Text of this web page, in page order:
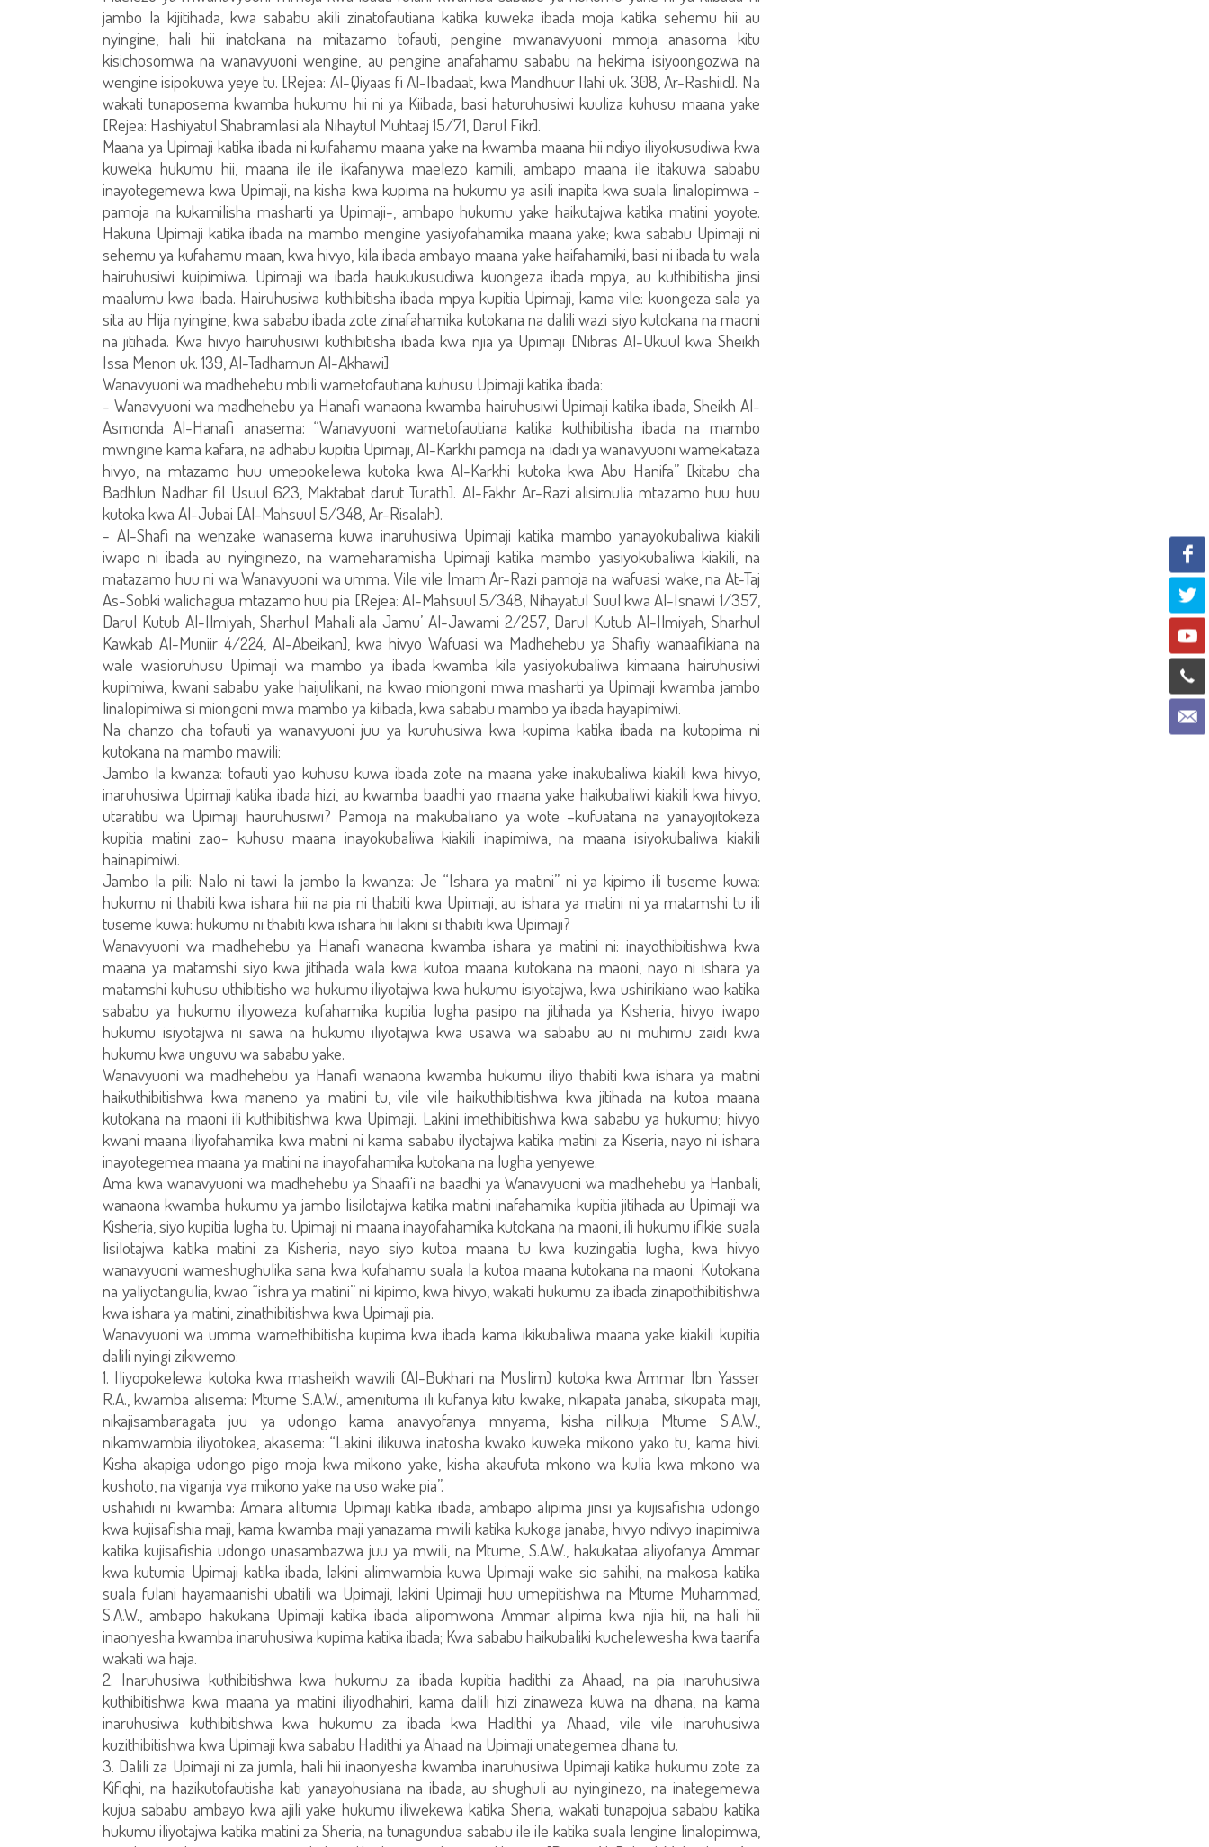
jambo la kijitihada, kwa sababu akili zinatofautiana katika kuweka ibada moja katika sehemu hii au
nyingine, hali hii inatokana na mitazamo tofauti, pengine mwanavyuoni mmoja anasoma kitu
kisichosomwa na wanavyuoni wengine, au pengine anafahamu sababu na hekima isiyoongozwa na
wengine isipokuwa yeye tu. [Rejea: Al-Qiyaas fi Al-Ibadaat, kwa Mandhuur Ilahi uk. 308, Ar-Rashiid]. Na
wakati tunaposema kwamba hukumu hii ni ya Kiibada, basi haturuhusiwi kuuliza kuhusu maana yake
[Rejea: Hashiyatul Shabramlasi ala Nihaytul Muhtaaj 15/71, Darul Fikr].
Maana ya Upimaji katika ibada ni kuifahamu maana yake na kwamba maana hii ndiyo iliyokusudiwa kwa
kuweka hukumu hii, maana ile ile ikafanywa maelezo kamili, ambapo maana ile itakuwa sababu
inayotegemewa kwa Upimaji, na kisha kwa kupima na hukumu ya asili inapita kwa suala linalopimwa -
pamoja na kukamilisha masharti ya Upimaji-, ambapo hukumu yake haikutajwa katika matini yoyote.
Hakuna Upimaji katika ibada na mambo mengine yasiyofahamika maana yake; kwa sababu Upimaji ni
sehemu ya kufahamu maan, kwa hivyo, kila ibada ambayo maana yake haifahamiki, basi ni ibada tu wala
hairuhusiwi kuipimiwa. Upimaji wa ibada haukukusudiwa kuongeza ibada mpya, au kuthibitisha jinsi
maalumu kwa ibada. Hairuhusiwa kuthibitisha ibada mpya kupitia Upimaji, kama vile: kuongeza sala ya
sita au Hija nyingine, kwa sababu ibada zote zinafahamika kutokana na dalili wazi siyo kutokana na maoni
na jitihada. Kwa hivyo hairuhusiwi kuthibitisha ibada kwa njia ya Upimaji [Nibras Al-Ukuul kwa Sheikh
Issa Menon uk. 139, Al-Tadhamun Al-Akhawi].
Wanavyuoni wa madhehebu mbili wametofautiana kuhusu Upimaji katika ibada:
- Wanavyuoni wa madhehebu ya Hanafi wanaona kwamba hairuhusiwi Upimaji katika ibada, Sheikh Al-
Asmonda Al-Hanafi anasema: “Wanavyuoni wametofautiana katika kuthibitisha ibada na mambo
mwngine kama kafara, na adhabu kupitia Upimaji, Al-Karkhi pamoja na idadi ya wanavyuoni wamekataza
hivyo, na mtazamo huu umepokelewa kutoka kwa Al-Karkhi kutoka kwa Abu Hanifa” [kitabu cha
Badhlun Nadhar fil Usuul 623, Maktabat darut Turath]. Al-Fakhr Ar-Razi alisimulia mtazamo huu huu
kutoka kwa Al-Jubai [Al-Mahsuul 5/348, Ar-Risalah).
- Al-Shafi na wenzake wanasema kuwa inaruhusiwa Upimaji katika mambo yanayokubaliwa kiakili
iwapo ni ibada au nyinginezo, na wameharamisha Upimaji katika mambo yasiyokubaliwa kiakili, na
matazamo huu ni wa Wanavyuoni wa umma. Vile vile Imam Ar-Razi pamoja na wafuasi wake, na At-Taj
As-Sobki walichagua mtazamo huu pia [Rejea: Al-Mahsuul 5/348, Nihayatul Suul kwa Al-Isnawi 1/357,
Darul Kutub Al-Ilmiyah, Sharhul Mahali ala Jamu’ Al-Jawami 2/257, Darul Kutub Al-Ilmiyah, Sharhul
Kawkab Al-Muniir 4/224, Al-Abeikan], kwa hivyo Wafuasi wa Madhehebu ya Shafiy wanaafikiana na
wale wasioruhusu Upimaji wa mambo ya ibada kwamba kila yasiyokubaliwa kimaana hairuhusiwi
kupimiwa, kwani sababu yake haijulikani, na kwao miongoni mwa masharti ya Upimaji kwamba jambo
linalopimiwa si miongoni mwa mambo ya kiibada, kwa sababu mambo ya ibada hayapimiwi.
Na chanzo cha tofauti ya wanavyuoni juu ya kuruhusiwa kwa kupima katika ibada na kutopima ni
kutokana na mambo mawili:
Jambo la kwanza: tofauti yao kuhusu kuwa ibada zote na maana yake inakubaliwa kiakili kwa hivyo,
inaruhusiwa Upimaji katika ibada hizi, au kwamba baadhi yao maana yake haikubaliwi kiakili kwa hivyo,
utaratibu wa Upimaji hauruhusiwi? Pamoja na makubaliano ya wote –kufuatana na yanayojitokeza
kupitia matini zao- kuhusu maana inayokubaliwa kiakili inapimiwa, na maana isiyokubaliwa kiakili
hainapimiwi.
Jambo la pili: Nalo ni tawi la jambo la kwanza: Je “Ishara ya matini” ni ya kipimo ili tuseme kuwa:
hukumu ni thabiti kwa ishara hii na pia ni thabiti kwa Upimaji, au ishara ya matini ni ya matamshi tu ili
tuseme kuwa: hukumu ni thabiti kwa ishara hii lakini si thabiti kwa Upimaji?
Wanavyuoni wa madhehebu ya Hanafi wanaona kwamba ishara ya matini ni: inayothibitishwa kwa
maana ya matamshi siyo kwa jitihada wala kwa kutoa maana kutokana na maoni, nayo ni ishara ya
matamshi kuhusu uthibitisho wa hukumu iliyotajwa kwa hukumu isiyotajwa, kwa ushirikiano wao katika
sababu ya hukumu iliyoweza kufahamika kupitia lugha pasipo na jitihada ya Kisheria, hivyo iwapo
hukumu isiyotajwa ni sawa na hukumu iliyotajwa kwa usawa wa sababu au ni muhimu zaidi kwa
hukumu kwa unguvu wa sababu yake.
Wanavyuoni wa madhehebu ya Hanafi wanaona kwamba hukumu iliyo thabiti kwa ishara ya matini
haikuthibitishwa kwa maneno ya matini tu, vile vile haikuthibitishwa kwa jitihada na kutoa maana
kutokana na maoni ili kuthibitishwa kwa Upimaji. Lakini imethibitishwa kwa sababu ya hukumu; hivyo
kwani maana iliyofahamika kwa matini ni kama sababu ilyotajwa katika matini za Kiseria, nayo ni ishara
inayotegemea maana ya matini na inayofahamika kutokana na lugha yenyewe.
Ama kwa wanavyuoni wa madhehebu ya Shaafi'i na baadhi ya Wanavyuoni wa madhehebu ya Hanbali,
wanaona kwamba hukumu ya jambo lisilotajwa katika matini inafahamika kupitia jitihada au Upimaji wa
Kisheria, siyo kupitia lugha tu. Upimaji ni maana inayofahamika kutokana na maoni, ili hukumu ifikie suala
lisilotajwa katika matini za Kisheria, nayo siyo kutoa maana tu kwa kuzingatia lugha, kwa hivyo
wanavyuoni wameshughulika sana kwa kufahamu suala la kutoa maana kutokana na maoni. Kutokana
na yaliyotangulia, kwao “ishra ya matini” ni kipimo, kwa hivyo, wakati hukumu za ibada zinapothibitishwa
kwa ishara ya matini, zinathibitishwa kwa Upimaji pia.
Wanavyuoni wa umma wamethibitisha kupima kwa ibada kama ikikubaliwa maana yake kiakili kupitia
dalili nyingi zikiwemo:
1. Iliyopokelewa kutoka kwa masheikh wawili (Al-Bukhari na Muslim) kutoka kwa Ammar Ibn Yasser
R.A., kwamba alisema: Mtume S.A.W., amenituma ili kufanya kitu kwake, nikapata janaba, sikupata maji,
nikajisambaragata juu ya udongo kama anavyofanya mnyama, kisha nilikuja Mtume S.A.W.,
nikamwambia iliyotokea, akasema: “Lakini ilikuwa inatosha kwako kuweka mikono yako tu, kama hivi.
Kisha akapiga udongo pigo moja kwa mikono yake, kisha akaufuta mkono wa kulia kwa mkono wa
kushoto, na viganja vya mikono yake na uso wake pia”.
ushahidi ni kwamba: Amara alitumia Upimaji katika ibada, ambapo alipima jinsi ya kujisafishia udongo
kwa kujisafishia maji, kama kwamba maji yanazama mwili katika kukoga janaba, hivyo ndivyo inapimiwa
katika kujisafishia udongo unasambazwa juu ya mwili, na Mtume, S.A.W., hakukataa aliyofanya Ammar
kwa kutumia Upimaji katika ibada, lakini alimwambia kuwa Upimaji wake sio sahihi, na makosa katika
suala fulani hayamaanishi ubatili wa Upimaji, lakini Upimaji huu umepitishwa na Mtume Muhammad,
S.A.W., ambapo hakukana Upimaji katika ibada alipomwona Ammar alipima kwa njia hii, na hali hii
inaonyesha kwamba inaruhusiwa kupima katika ibada; Kwa sababu haikubaliki kuchelewesha kwa taarifa
wakati wa haja.
2. Inaruhusiwa kuthibitishwa kwa hukumu za ibada kupitia hadithi za Ahaad, na pia inaruhusiwa
kuthibitishwa kwa maana ya matini iliyodhahiri, kama dalili hizi zinaweza kuwa na dhana, na kama
inaruhusiwa kuthibitishwa kwa hukumu za ibada kwa Hadithi ya Ahaad, vile vile inaruhusiwa
kuzithibitishwa kwa Upimaji kwa sababu Hadithi ya Ahaad na Upimaji unategemea dhana tu.
3. Dalili za Upimaji ni za jumla, hali hii inaonyesha kwamba inaruhusiwa Upimaji katika hukumu zote za
Kifiqhi, na hazikutofautisha kati yanayohusiana na ibada, au shughuli au nyinginezo, na inategemewa
kujua sababu ambayo kwa ajili yake hukumu iliwekewa katika Sheria, wakati tunapojua sababu katika
hukumu iliyotajwa katika matini za Sheria, na tunagundua sababu ile ile katika suala lengine linalopimwa,